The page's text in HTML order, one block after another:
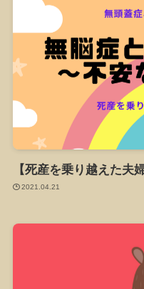
【死産を乗り越えた
2021.04.21